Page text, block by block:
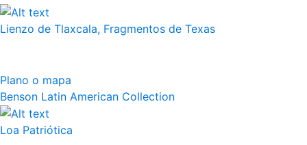
Lienzo de Tlaxcala, Fragmentos de Texas
Plano o mapa
Benson Latin American Collection
Loa Patriótica